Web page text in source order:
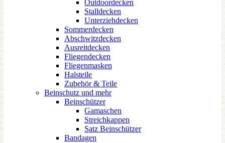
Outdoordecken
Stalldecken
Unterziehdecken
Sommerdecken
Abschwitzdecken
Ausreitdecken
Fliegendecken
Fliegenmasken
Halsteile
Zubehör & Teile
Beinschutz und mehr
Beinschützer
Gamaschen
Streichkappen
Satz Beinschützer
Bandagen